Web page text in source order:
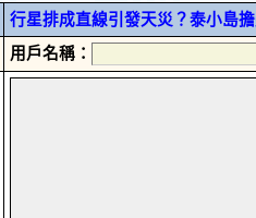
行星排成直線引發天災？泰小島
用戶名稱：